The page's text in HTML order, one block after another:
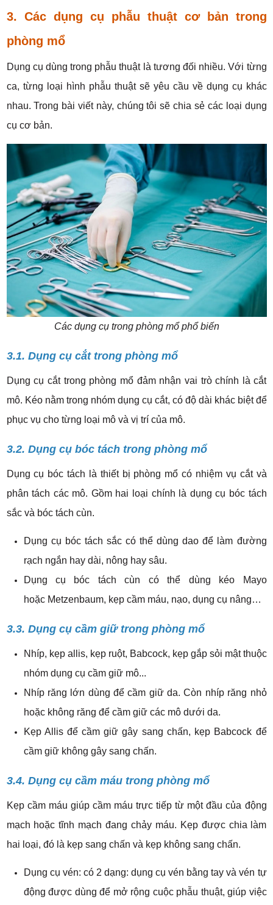
3. Các dụng cụ phẫu thuật cơ bản trong
phòng mổ
Dụng cụ dùng trong phẫu thuật là tương đối nhiều. Với từng
ca, từng loại hình phẫu thuật sẽ yêu cầu về dụng cụ khác
nhau. Trong bài viết này, chúng tôi sẽ chia sẻ các loại dụng
cụ cơ bản.
Các dụng cụ trong phòng mổ phổ biến
3.1. Dụng cụ cắt trong phòng mổ
Dụng cụ cắt trong phòng mổ đảm nhận vai trò chính là cắt
mô. Kéo nằm trong nhóm dụng cụ cắt, có độ dài khác biệt để
phục vụ cho từng loại mô và vị trí của mô.
3.2. Dụng cụ bóc tách trong phòng mổ
Dụng cụ bóc tách là thiết bị phòng mổ có nhiệm vụ cắt và
phân tách các mô. Gồm hai loại chính là dụng cụ bóc tách
sắc và bóc tách cùn.
Dụng cụ bóc tách sắc có thể dùng dao để làm đường
rạch ngắn hay dài, nông hay sâu.
Dụng cụ bóc tách cùn có thể dùng kéo Mayo
hoặc Metzenbaum, kẹp cầm máu, nạo, dụng cụ nâng…
3.3. Dụng cụ cầm giữ trong phòng mổ
Nhíp, kẹp allis, kẹp ruột, Babcock, kẹp gắp sỏi mật thuộc
nhóm dụng cụ cầm giữ mô...
Nhíp răng lớn dùng để cầm giữ da. Còn nhíp răng nhỏ
hoặc không răng để cầm giữ các mô dưới da.
Kẹp Allis để cầm giữ gây sang chấn, kẹp Babcock để
cầm giữ không gây sang chấn.
3.4. Dụng cụ cầm máu trong phòng mổ
Kẹp cầm máu giúp cầm máu trực tiếp từ một đầu của động
mạch hoặc tĩnh mạch đang chảy máu. Kẹp được chia làm
hai loại, đó là kẹp sang chấn và kẹp không sang chấn.
Dụng cụ vén: có 2 dạng: dụng cụ vén bằng tay và vén tự
động được dùng để mở rộng cuộc phẫu thuật, giúp việc